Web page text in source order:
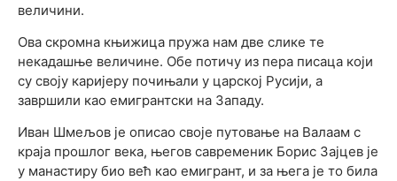
величини.
Ова скромна књижица пружа нам две слике те
некадашње величине. Обе потичу из пера писаца који
су своју каријеру почињали у царској Русији, а
завршили као емигрантски на Западу.
Иван Шмељов је описао своје путовање на Валаам с
краја прошлог века, његов савременик Борис Зајцев је
у манастиру био већ као емигрант, и за њега је то била